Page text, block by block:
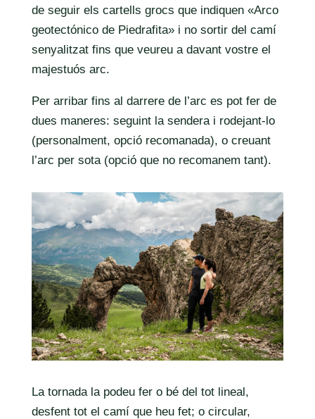
de seguir els cartells grocs que indiquen «Arco
geotectónico de Piedrafita» i no sortir del camí
senyalitzat fins que veureu a davant vostre el
majestuós arc.
Per arribar fins al darrere de l’arc es pot fer de
dues maneres: seguint la sendera i rodejant-lo
(personalment, opció recomanada), o creuant
l’arc per sota (opció que no recomanem tant).
La tornada la podeu fer o bé del tot lineal,
desfent tot el camí que heu fet; o circular,